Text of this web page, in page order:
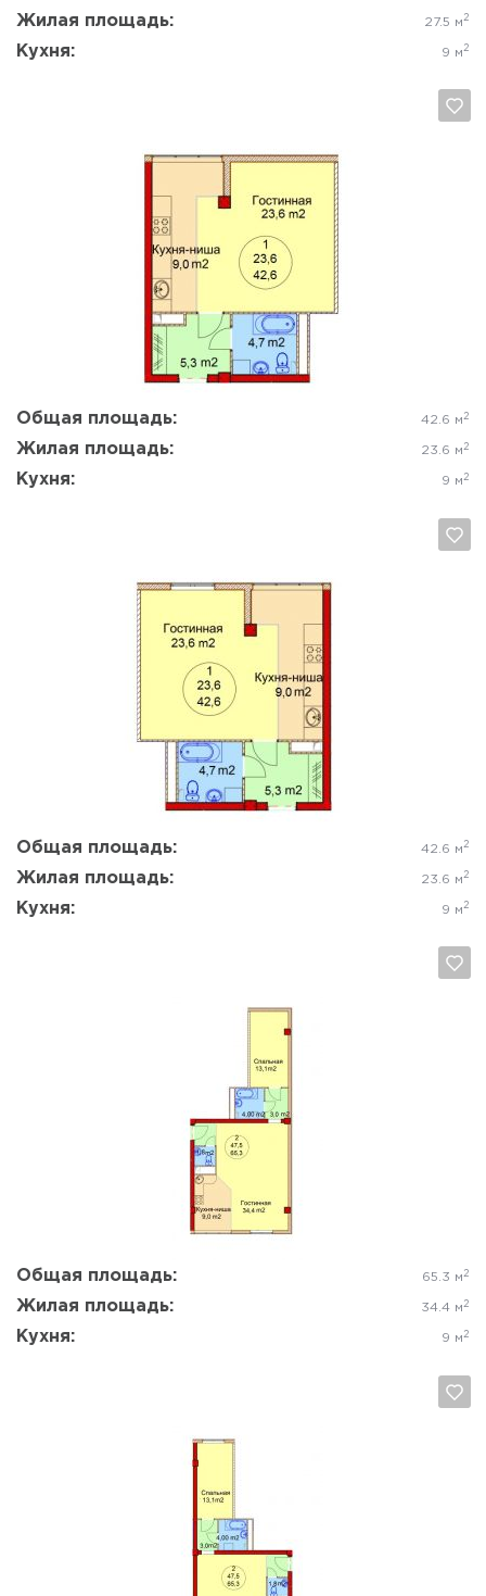
Жилая площадь: 27.5 м 2
Кухня: 9 м 2
Общая площадь: 42.6 м 2
Жилая площадь: 23.6 м 2
Кухня: 9 м 2
Общая площадь: 42.6 м 2
Жилая площадь: 23.6 м 2
Кухня: 9 м 2
Общая площадь: 65.3 м 2
Жилая площадь: 34.4 м 2
Кухня: 9 м 2
Да, удалить
Да, удалить Отмена